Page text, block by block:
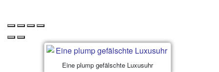
Eine plump gefälschte Luxusuhr